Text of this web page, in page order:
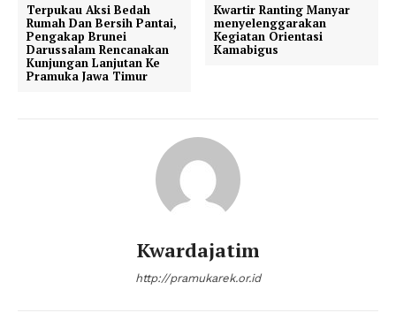
Terpukau Aksi Bedah
Rumah Dan Bersih Pantai,
Pengakap Brunei
Darussalam Rencanakan
Kunjungan Lanjutan Ke
Pramuka Jawa Timur
Kwartir Ranting Manyar
menyelenggarakan
Kegiatan Orientasi
Kamabigus
Kwardajatim
http://pramukarek.or.id